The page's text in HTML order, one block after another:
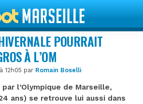
POURRAIT
À L’OM
12h05 par Romain Boselli
l’Olympique de Marseille,
ans) se retrouve lui aussi dans